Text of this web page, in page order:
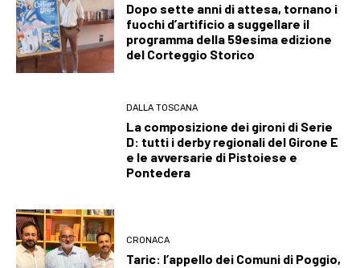
Dopo sette anni di attesa, tornano i
fuochi d’artificio a suggellare il
programma della 59esima edizione
del Corteggio Storico
DALLA TOSCANA
La composizione dei gironi di Serie
D: tutti i derby regionali del Girone E
e le avversarie di Pistoiese e
Pontedera
CRONACA
Taric: l’appello dei Comuni di Poggio,